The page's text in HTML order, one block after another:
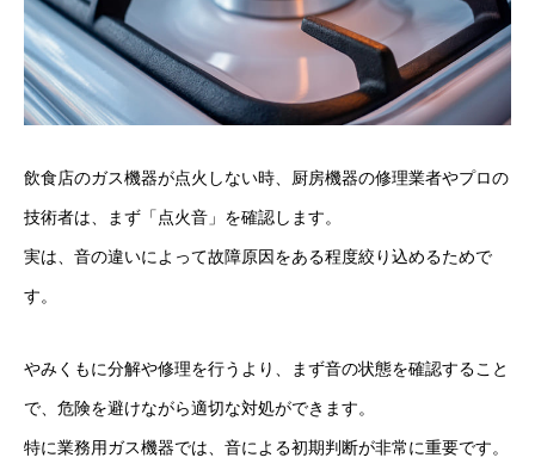
飲食店のガス機器が点火しない時、厨房機器の修理業者やプロの
技術者は、まず「点火音」を確認します。
実は、音の違いによって故障原因をある程度絞り込めるためで
す。
やみくもに分解や修理を行うより、まず音の状態を確認すること
で、危険を避けながら適切な対処ができます。
特に業務用ガス機器では、音による初期判断が非常に重要です。